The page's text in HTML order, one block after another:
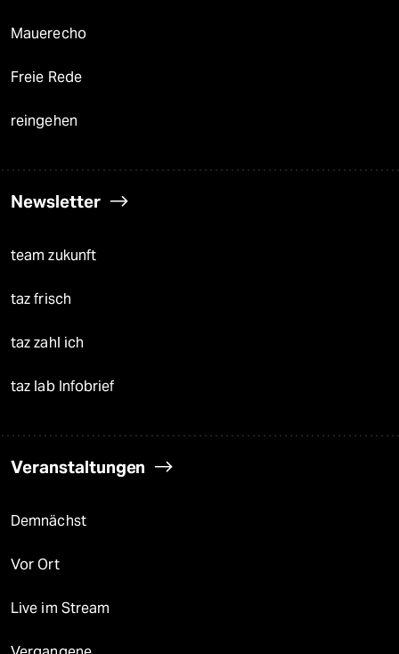
Mauerecho
Freie Rede
reingehen
Newsletter
team zukunft
taz frisch
taz zahl ich
taz lab Infobrief
Veranstaltungen
Demnächst
Vor Ort
Live im Stream